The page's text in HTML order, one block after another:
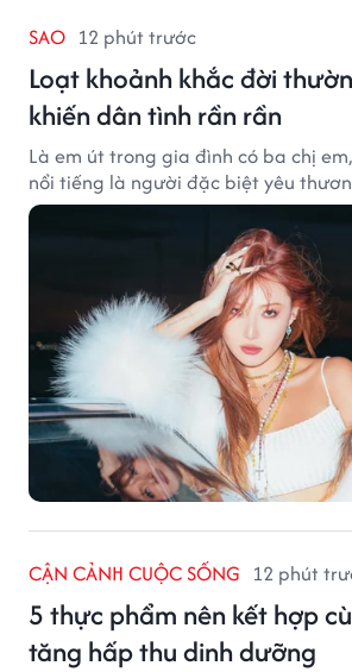
SAO 12 phút trước
Loạt khoảnh khắc đời
khiến dân tình rần rần
Là em út trong gia đình có ba chị
nổi tiếng là người đặc biệt yêu
CẬN CẢNH CUỘC SỐNG 12 phút
5 thực phẩm nên kết hợp
tăng hấp thu dinh dưỡng